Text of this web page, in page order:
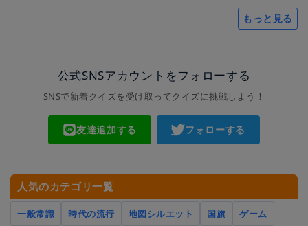
もっと見る
公式SNSアカウントをフォローする
SNSで新着クイズを受け取ってクイズに挑戦しよう！
友達追加する フォローする
人気のカテゴリ一覧
一般常識 時代の流行 地図シルエット 国旗
ゲーム